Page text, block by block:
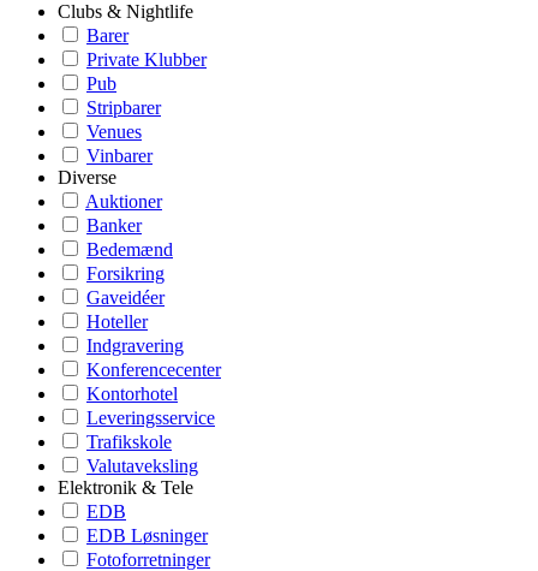
Clubs & Nightlife
Barer
Private Klubber
Pub
Stripbarer
Venues
Vinbarer
Diverse
Auktioner
Banker
Bedemænd
Forsikring
Gaveidéer
Hoteller
Indgravering
Konferencecenter
Kontorhotel
Leveringsservice
Trafikskole
Valutaveksling
Elektronik & Tele
EDB
EDB Løsninger
Fotoforretninger